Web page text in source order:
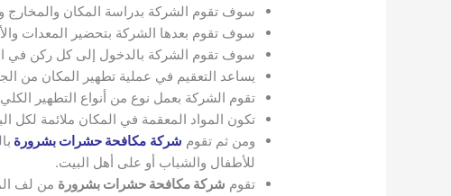
سوف تقوم الشركة بدراسة المكان والمخارج
سوف تقوم بعدها الشركة بتحضير المعدات
سوف تقوم الشركة بالدخول إلى كل ركن في
يساعد التعقيم في عملية تطهير المكان من
تقوم الشركة بعمل نوع من أنواع التطهير
تكون المواد المعقمة في المكان ملائمة لكل
ومن ثم تقوم شركة مكافحة حشرات بشرورة
للأطفال والشباب أو على أهل البيت.
تقوم شركة مكافحة حشرات بشرورة من لف